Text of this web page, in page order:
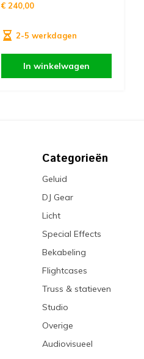
€ 240,00
2-5 werkdagen
In winkelwagen
Categorieën
Geluid
DJ Gear
Licht
Special Effects
Bekabeling
Flightcases
Truss & statieven
Studio
Overige
Audiovisueel